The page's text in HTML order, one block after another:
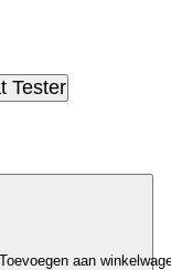
Tester
Toevoegen aan